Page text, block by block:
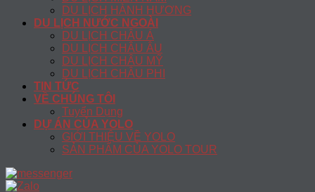
DU LỊCH HÀNH HƯƠNG
DU LỊCH NƯỚC NGOÀI
DU LỊCH CHÂU Á
DU LỊCH CHÂU ÂU
DU LỊCH CHÂU MỸ
DU LỊCH CHÂU PHI
TIN TỨC
VỀ CHÚNG TÔI
Tuyển Dụng
DỰ ÁN CỦA YOLO
GIỚI THIỆU VỀ YOLO
SẢN PHẨM CỦA YOLO TOUR